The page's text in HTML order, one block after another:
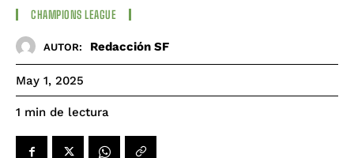
CHAMPIONS LEAGUE
AUTOR: Redacción SF
May 1, 2025
1 min de lectura